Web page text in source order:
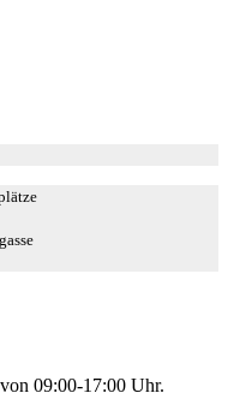
09:00-17:00 Uhr.